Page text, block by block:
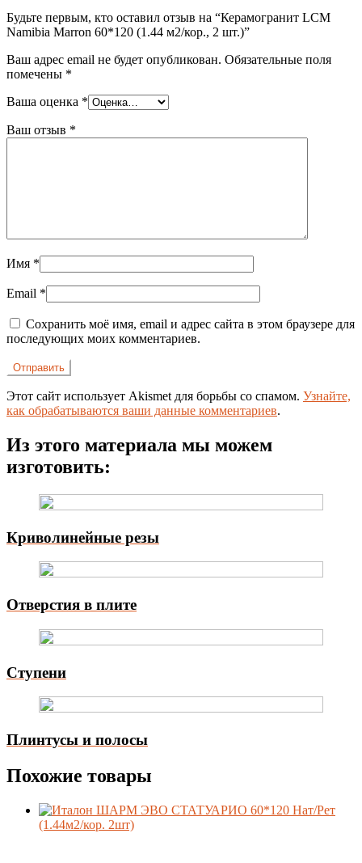
Будьте первым, кто оставил отзыв на “Керамогранит LCM
Namibia Marron 60*120 (1.44 м2/кор., 2 шт.)”
Ваш адрес email не будет опубликован. Обязательные поля
помечены *
Ваша оценка *
Ваш отзыв *
Имя *
Email *
Сохранить моё имя, email и адрес сайта в этом браузере для
последующих моих комментариев.
Этот сайт использует Akismet для борьбы со спамом. Узнайте,
как обрабатываются ваши данные комментариев.
Из этого материала мы можем
изготовить:
Криволинейные резы
Отверстия в плите
Ступени
Плинтусы и полосы
Похожие товары